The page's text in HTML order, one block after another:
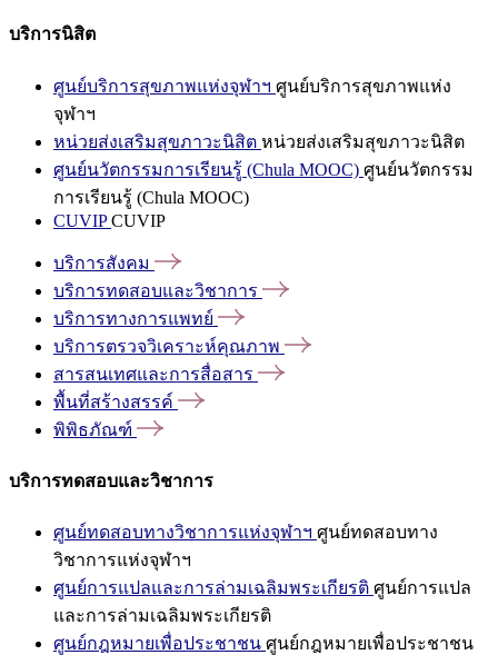
บริการนิสิต
ศูนย์บริการสุขภาพแห่งจุฬาฯ ศูนย์บริการสุขภาพแห่ง
จุฬาฯ
หน่วยส่งเสริมสุขภาวะนิสิต หน่วยส่งเสริมสุขภาวะนิสิต
ศูนย์นวัตกรรมการเรียนรู้ (Chula MOOC) ศูนย์นวัตกรรม
การเรียนรู้ (Chula MOOC)
CUVIPCUVIP
บริการสังคม
บริการทดสอบและวิชาการ
บริการทางการแพทย์
บริการตรวจวิเคราะห์คุณภาพ
สารสนเทศและการสื่อสาร
พื้นที่สร้างสรรค์
พิพิธภัณฑ์
บริการทดสอบและวิชาการ
ศูนย์ทดสอบทางวิชาการแห่งจุฬาฯ ศูนย์ทดสอบทาง
วิชาการแห่งจุฬาฯ
ศูนย์การแปลและการล่ามเฉลิมพระเกียรติ ศูนย์การแปล
และการล่ามเฉลิมพระเกียรติ
ศูนย์กฎหมายเพื่อประชาชน ศูนย์กฎหมายเพื่อประชาชน